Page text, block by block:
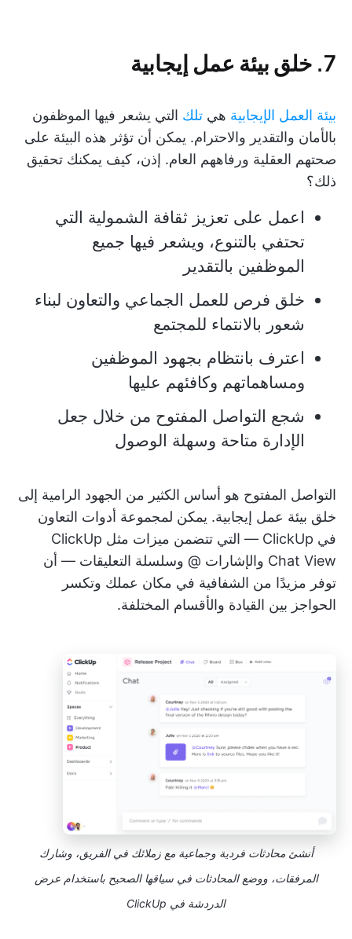
7. خلق بيئة عمل إيجابية
بيئة العمل الإيجابية هي تلك التي يشعر فيها الموظفون
بالأمان والتقدير والاحترام. يمكن أن تؤثر هذه البيئة على
صحتهم العقلية ورفاههم العام. إذن، كيف يمكنك تحقيق
ذلك؟
اعمل على تعزيز ثقافة الشمولية التي
تحتفي بالتنوع، ويشعر فيها جميع
الموظفين بالتقدير
خلق فرص للعمل الجماعي والتعاون لبناء
شعور بالانتماء للمجتمع
اعترف بانتظام بجهود الموظفين
ومساهماتهم وكافئهم عليها
شجع التواصل المفتوح من خلال جعل
الإدارة متاحة وسهلة الوصول
التواصل المفتوح هو أساس الكثير من الجهود الرامية إلى
خلق بيئة عمل إيجابية. يمكن لمجموعة أدوات التعاون
في ClickUp — التي تتضمن ميزات مثل ClickUp
Chat View والإشارات @ وسلسلة التعليقات — أن
توفر مزيدًا من الشفافية في مكان عملك وتكسر
الحواجز بين القيادة والأقسام المختلفة.
أنشئ محادثات فردية وجماعية مع زملائك في الفريق، وشارك
المرفقات، ووضع المحادثات في سياقها الصحيح باستخدام عرض
الدردشة في ClickUp